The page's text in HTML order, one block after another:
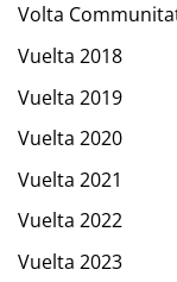
Volta
Vuelta 2018
Vuelta 2019
Vuelta 2020
Vuelta 2021
Vuelta 2022
Vuelta 2023